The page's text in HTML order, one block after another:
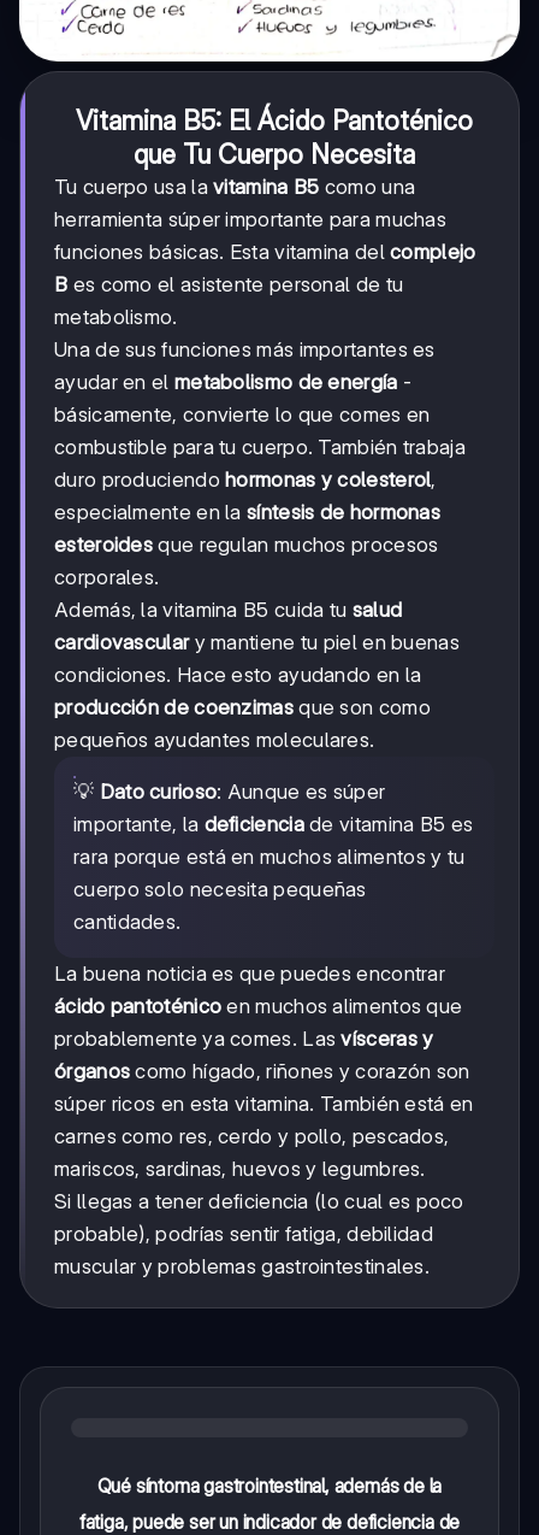
Vitamina B5: El Ácido Pantoténico
que Tu Cuerpo Necesita
Tu cuerpo usa lavitamina B5 como una
herramienta súper importante para muchas
funciones básicas. Esta vitamina delcomplejo
B es como el asistente personal de tu
metabolismo.
Una de sus funciones más importantes es
ayudar en el metabolismo de energía -
básicamente, convierte lo que comes en
combustible para tu cuerpo. También trabaja
duro produciendohormonas y colesterol,
especialmente en lasíntesis de hormonas
esteroides que regulan muchos procesos
corporales.
Además, la vitamina B5 cuida tu salud
cardiovasculary mantiene tu piel en buenas
condiciones. Hace esto ayudando en la
producción de coenzimasque son como
pequeños ayudantes moleculares.
💡 Dato curioso: Aunque es súper
importante, la deficienciade vitamina B5 es
rara porque está en muchos alimentos y tu
cuerpo solo necesita pequeñas
cantidades.
La buena noticia es que puedes encontrar
ácido pantoténico en muchos alimentos que
probablemente ya comes. Lasvísceras y
órganos como hígado, riñones y corazón son
súper ricos en esta vitamina. También está en
carnes como res, cerdo y pollo, pescados,
mariscos, sardinas, huevos y legumbres.
Si llegas a tener deficiencia (lo cual es poco
probable), podrías sentir fatiga, debilidad
muscular y problemas gastrointestinales.
Qué síntoma gastrointestinal, además de la
fatiga, puede ser un indicador de deficiencia de